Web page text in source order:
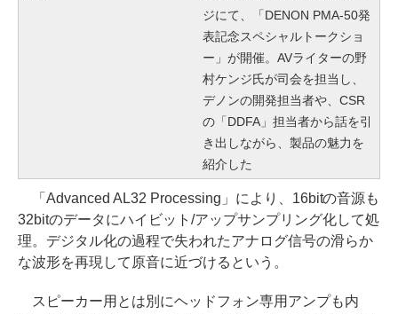
ジにて、「DENON PMA-50発
表記念スペシャルトークショ
ー」が開催。AVライターの野
村ケンジ氏が司会を担当し、
デノンの開発担当者や、CSR
の「DDFA」担当者から話を引
き出しながら、製品の魅力を
紹介した
「Advanced AL32 Processing」により、16bitの音源も
32bitのデータにハイビット/アップサンプリング化して処
理。デジタル化の過程で失われたアナログ信号の滑らか
な波形を再現して原音に近づけるという。
スピーカー用とは別にヘッドフォン専用アンプも内